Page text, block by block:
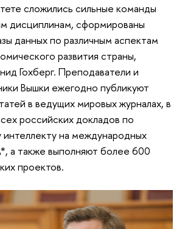
сложились сильные команды
дисциплинам, сформированы
данных по различным аспектам
развития страны,
Гохберг. Преподаватели и
Вышки ежегодно публикуют
в ведущих мировых журналах, в
российских докладов по
на международных
а также выполняют более 600
проектов.